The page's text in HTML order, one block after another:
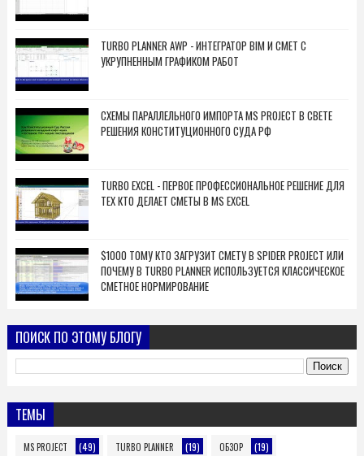
TURBO PLANNER AWP - ИНТЕГРАТОР BIM И СМЕТ С
УКРУПНЕННЫМ ГРАФИКОМ РАБОТ
СХЕМЫ ПАРАЛЛЕЛЬНОГО ИМПОРТА MS PROJECT В СВЕТЕ
РЕШЕНИЯ КОНСТИТУЦИОННОГО СУДА РФ
TURBO EXCEL - ПЕРВОЕ ПРОФЕССИОНАЛЬНОЕ РЕШЕНИЕ ДЛЯ
ТЕХ КТО ДЕЛАЕТ СМЕТЫ В MS EXCEL
$1000 ТОМУ КТО ЗАГРУЗИТ СМЕТУ В SPIDER PROJECT ИЛИ
ПОЧЕМУ В TURBO PLANNER ИСПОЛЬЗУЕТСЯ КЛАССИЧЕСКОЕ
СМЕТНОЕ НОРМИРОВАНИЕ
ПОИСК ПО ЭТОМУ БЛОГУ
ТЕМЫ
MS PROJECT (49) TURBO PLANNER (19) ОБЗОР (19)